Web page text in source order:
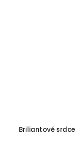
Briliantové srdce